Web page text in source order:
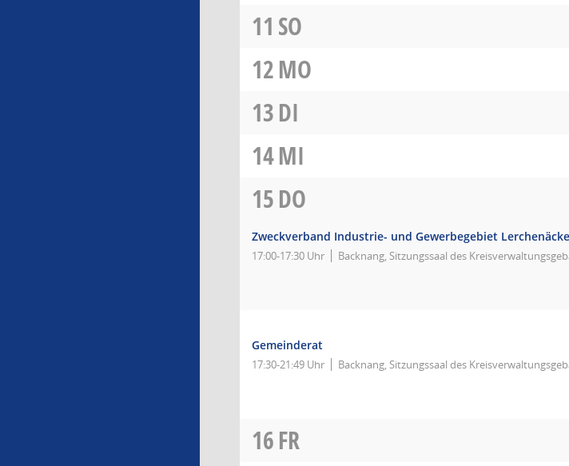
11 SO
12MO
13DI
14MI
15DO
Zweckverband Industrie- und Gewerbegebiet
17:00-17:30 Uhr Backnang, Sitzungssaal des
Gemeinderat
17:30-21:49 Uhr Backnang, Sitzungssaal des
16FR